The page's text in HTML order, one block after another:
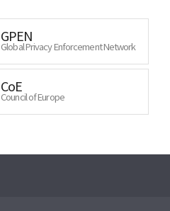
GPEN
Global Privacy Enforcement Network
CoE
Council of Europe